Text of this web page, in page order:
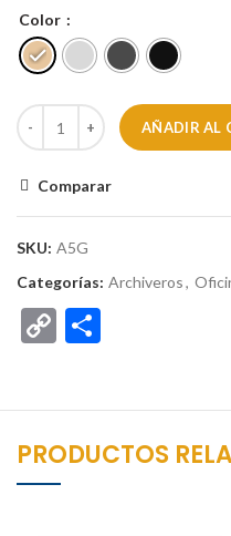
Color
AÑADIR AL
Comparar
SKU: A5G
Categorías: Archiveros,
Copy
PRODUCTOS